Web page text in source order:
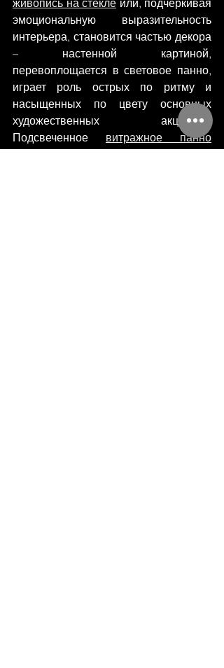
живопись на стекле или, подчёркивая
эмоциональную выразительность
интерьера, становится частью декора
– настенной картиной,
перевоплощается в световое панно,
играет роль острых по ритму и
насыщенных по цвету основных
художественных акцентов.
Подсвеченное витражное панно